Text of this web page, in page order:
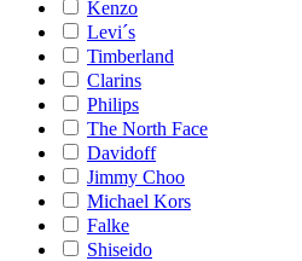
Kenzo
Levi´s
Timberland
Clarins
Philips
The North Face
Davidoff
Jimmy Choo
Michael Kors
Falke
Shiseido